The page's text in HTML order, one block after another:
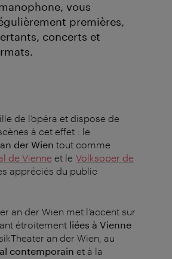
vous
premières,
concerts et
de l’opéra et dispose de
à cet effet : le
der Wien tout comme
de Vienne et le Volksoper de
appréciés du public
an der Wien met l’accent sur
étroitement liées à Vienne
an der Wien, au
contemporain et à la